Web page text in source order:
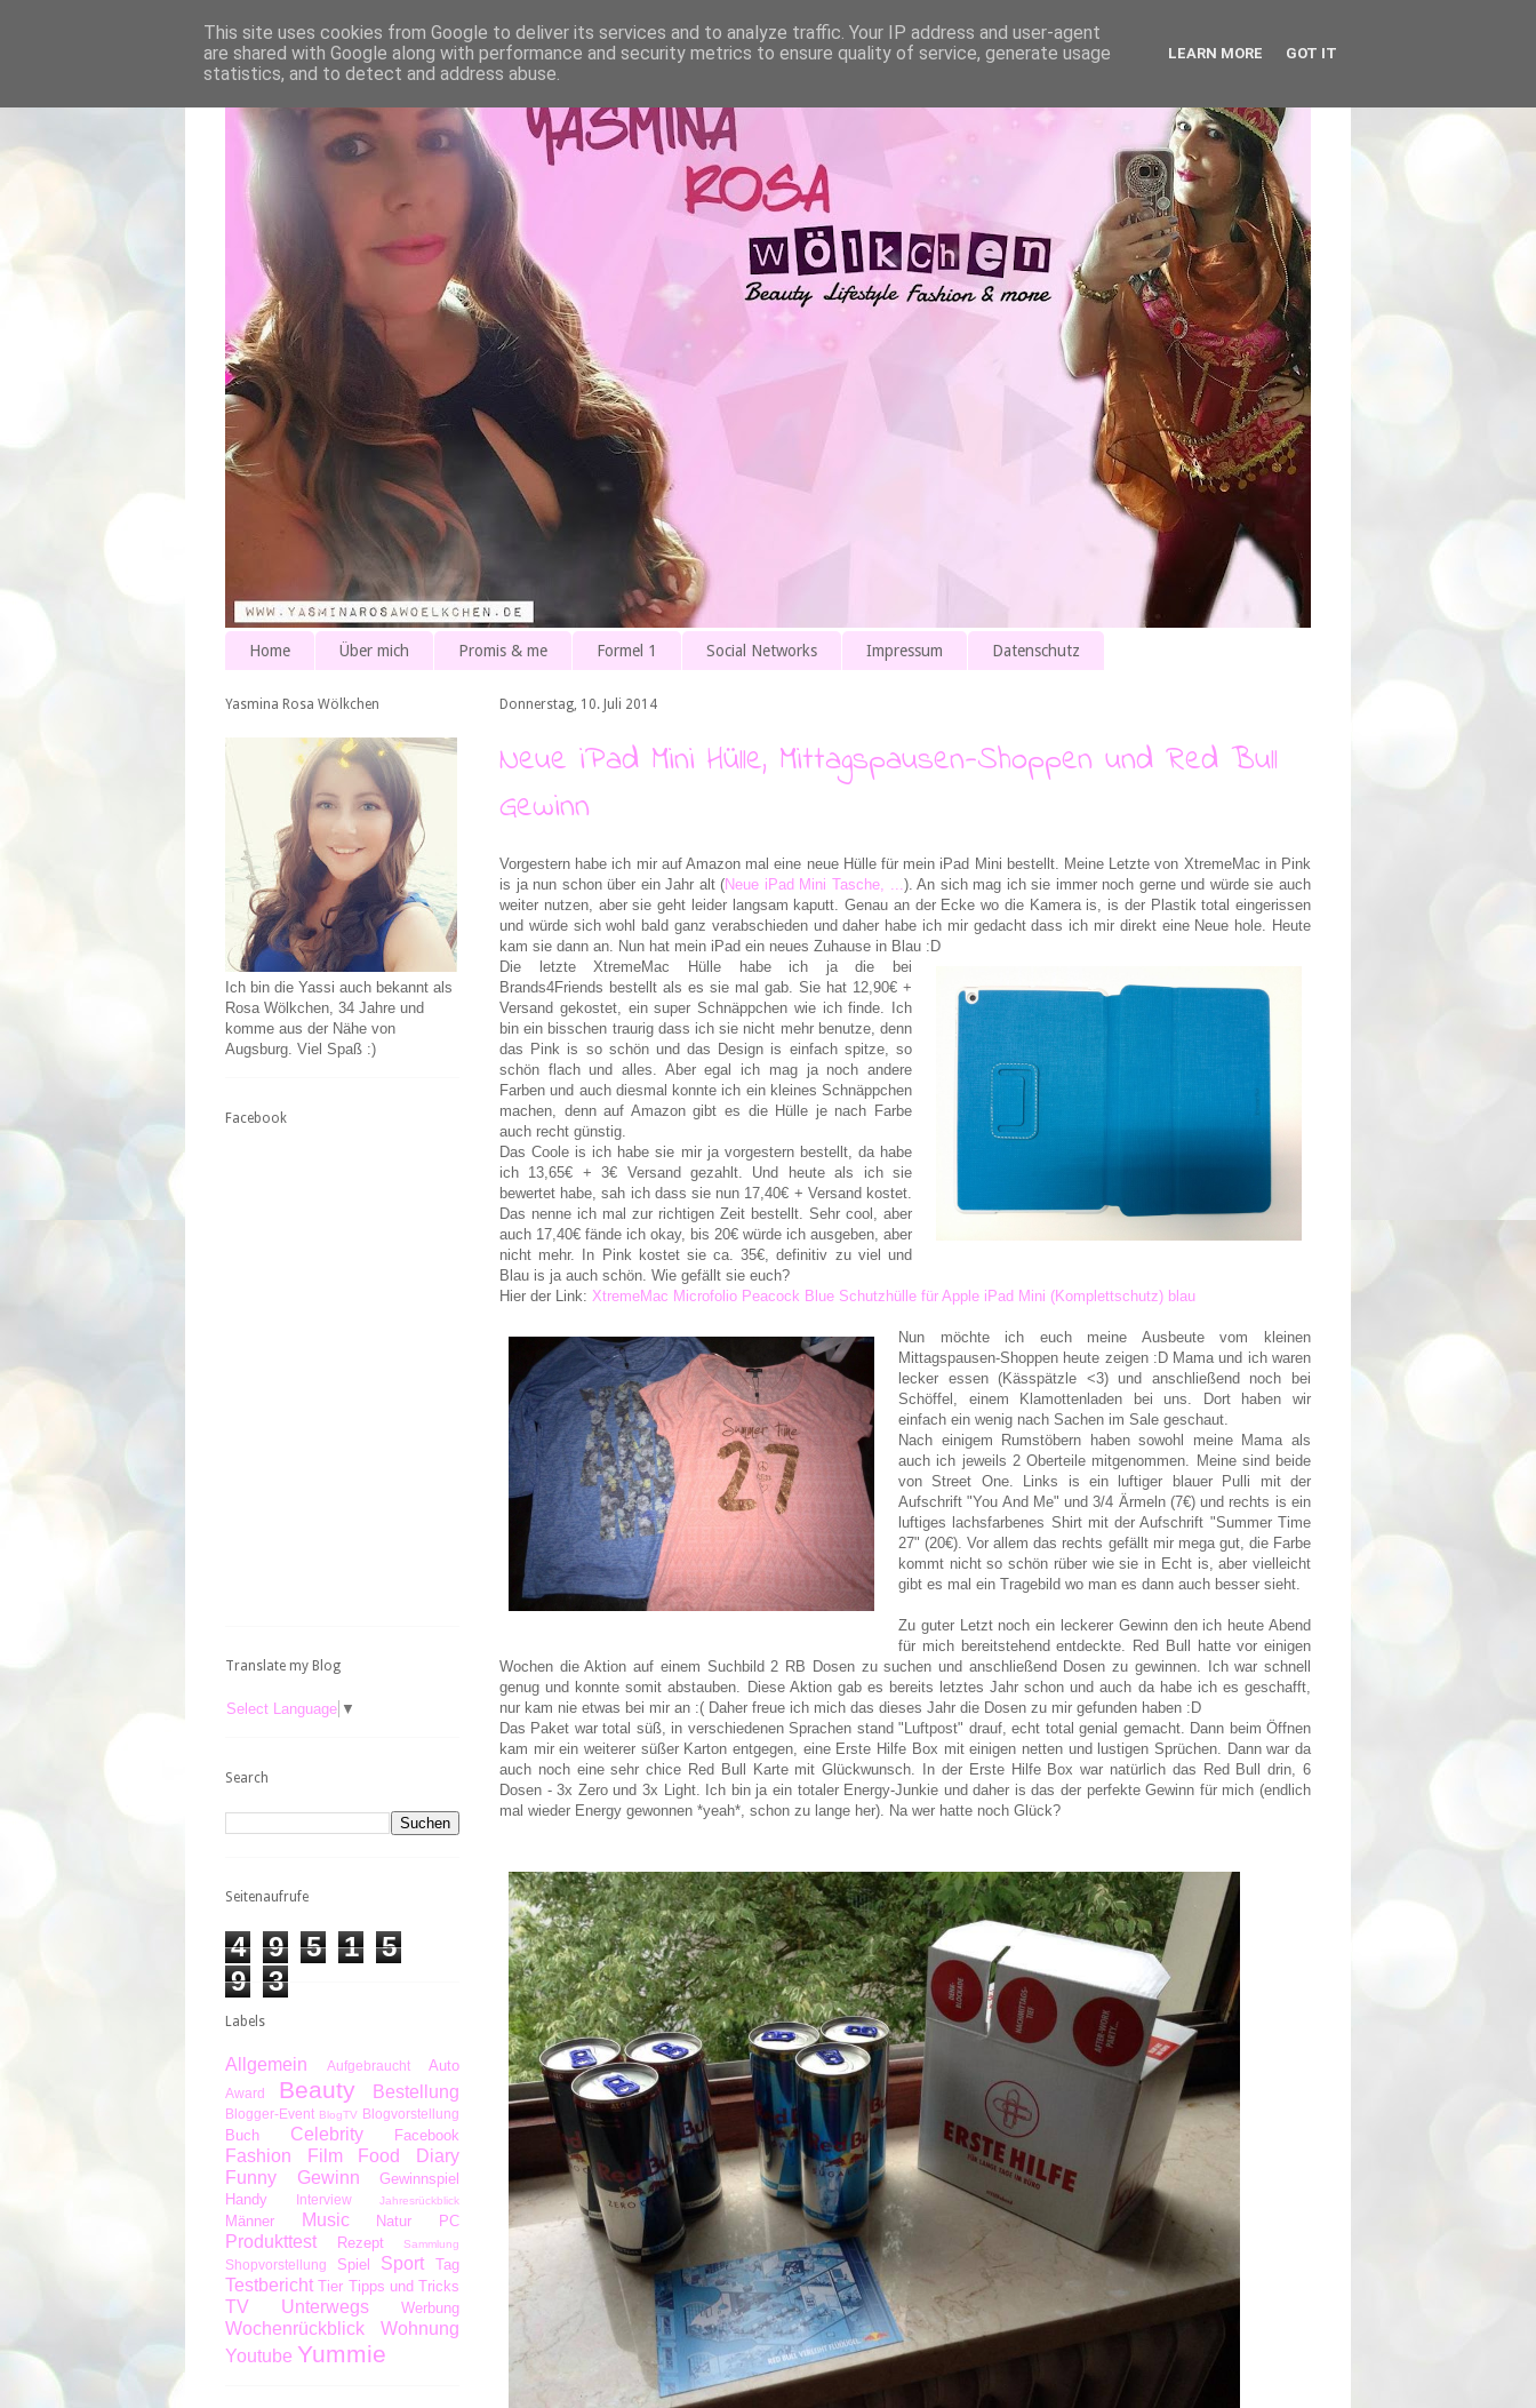
Home Über mich Promis & me Formel 1 Social Networks Impressum Datenschutz
Donnerstag, 10. Juli 2014
Neue iPad Mini Hülle, Mittagspausen-Shoppen und Red Bull
Gewinn
Vorgestern habe ich mir auf Amazon mal eine neue Hülle für mein iPad Mini bestellt. Meine Letzte von XtremeMac in Pink
is ja nun schon über ein Jahr alt (Neue iPad Mini Tasche, ... ). An sich mag ich sie immer noch gerne und würde sie auch
weiter nutzen, aber sie geht leider langsam kaputt. Genau an der Ecke wo die Kamera is, is der Plastik total eingerissen
und würde sich wohl bald ganz verabschieden und daher habe ich mir gedacht dass ich mir direkt eine Neue hole. Heute
kam sie dann an. Nun hat mein iPad ein neues Zuhause in Blau :D
Die letzte
XtremeMac Hüllehabe ich ja die bei
Brands4Friends bestellt als es sie mal gab. Sie hat 12,90€ +
Versand gekostet, ein super Schnäppchen wie ich finde. Ich
bin ein bisschen traurig dass ich sie nicht mehr benutze, denn
das Pink is so schön und das Design is einfach spitze, so
schön flach und alles. Aber egal ich mag ja noch andere
Farben und auch diesmal konnte ich ein kleines Schnäppchen
machen, denn auf Amazon gibt es die Hülle je nach Farbe
auch recht günstig.
Das Coole is ich habe sie mir ja vorgestern bestellt, da habe
ich 13,65€ + 3€ Versand gezahlt. Und heute als ich sie
bewertet habe, sah ich dass sie nun 17,40€ + Versand kostet.
Das nenne ich mal zur richtigen Zeit bestellt. Sehr cool, aber
auch 17,40€ fände ich okay, bis 20€ würde ich ausgeben, aber
nicht mehr. In Pink kostet sie ca. 35€, definitiv zu viel und
Blau is ja auch schön. Wie gefällt sie euch?
Hier der Link: XtremeMac Microfolio Peacock Blue Schutzhülle für Apple iPad Mini (Komplettschutz) blau
Nun möchte ich euch meine Ausbeute vom kleinen
Mittagspausen-Shoppen heute zeigen :D Mama und ich waren
lecker essen (Kässpätzle <3) und anschließend noch bei
Schöffel, einem Klamottenladen bei uns. Dort haben wir
einfach ein wenig nach Sachen im Sale geschaut.
Nach einigem Rumstöbern haben sowohl meine Mama als
auch ich jeweils 2 Oberteile mitgenommen. Meine sind beide
von Street One. Links is ein luftiger blauer Pulli mit der
Aufschrift "You And Me" und 3/4 Ärmeln (7€) und rechts is ein
luftiges lachsfarbenes Shirt mit der Aufschrift "Summer Time
27" (20€). Vor allem das rechts gefällt mir mega gut, die Farbe
kommt nicht so schön rüber wie sie in Echt is, aber vielleicht
gibt es mal ein Tragebild wo man es dann auch besser sieht.
Zu guter Letzt noch ein leckerer Gewinn den ich heute Abend
für mich bereitstehend entdeckte. Red Bull hatte vor einigen
Wochen die Aktion auf einem Suchbild 2 RB Dosen zu suchen und anschließend Dosen zu gewinnen. Ich war schnell
genug und konnte somit abstauben. Diese Aktion gab es bereits letztes Jahr schon und auch da habe ich es geschafft,
nur kam nie etwas bei mir an :( Daher freue ich mich das dieses Jahr die Dosen zu mir gefunden haben :D
Das Paket war total süß, in verschiedenen Sprachen stand "Luftpost" drauf, echt total genial gemacht. Dann beim Öffnen
kam mir ein weiterer süßer Karton entgegen, eine Erste Hilfe Box mit einigen netten und lustigen Sprüchen. Dann war da
auch noch eine sehr chice Red Bull Karte mit Glückwunsch. In der Erste Hilfe Box war natürlich das Red Bull drin, 6
Dosen - 3x Zero und 3x Light. Ich bin ja ein totaler Energy-Junkie und daher is das der perfekte Gewinn für mich (endlich
mal wieder Energy gewonnen *yeah*, schon zu lange her). Na wer hatte noch Glück?
Yasmina Rosa Wölkchen
Ich bin die Yassi auch bekannt als
Rosa Wölkchen, 34 Jahre und
komme aus der Nähe von
Augsburg. Viel Spaß :)
Facebook
Translate my Blog
Select Language ▼
Search
Seitenaufrufe
4 9 5 1
5
9
3
Labels
Allgemein Aufgebraucht Auto
Award Beauty Bestellung
Blogger-Event BlogTV Blogvorstellung
Buch Celebrity Facebook
Fashion Film
Food Diary
Funny
Gewinn
Gewinnspiel
Handy
Interview Jahresrückblick
Männer Music Natur PC
Produkttest Rezept Sammlung
Shopvorstellung Spiel Sport Tag
Testbericht Tier Tipps und Tricks
TV Unterwegs Werbung
Wochenrückblick
Wohnung
Youtube Yummie
This site uses cookies from Google to deliver its services and to analyze traffic. Your IP address and user-agent
are shared with Google along with performance and security metrics to ensure quality of service, generate usage
statistics, and to detect and address abuse.
LEARN MORE GOT IT